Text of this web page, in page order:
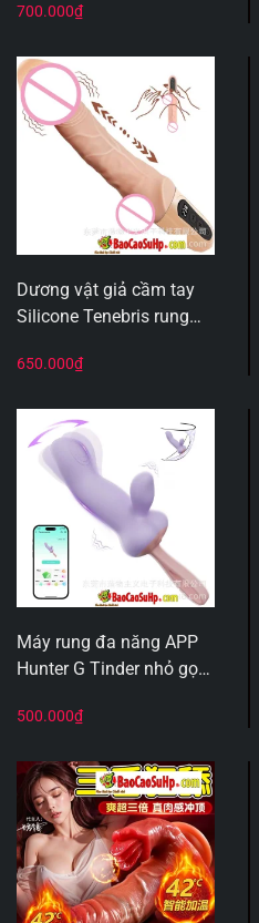
khuẩn
700.000₫
Dương vật giả cầm tay
Silicone Tenebris rung
650.000₫
Máy rung đa năng APP
Hunter G Tinder nhỏ gọn
500.000₫